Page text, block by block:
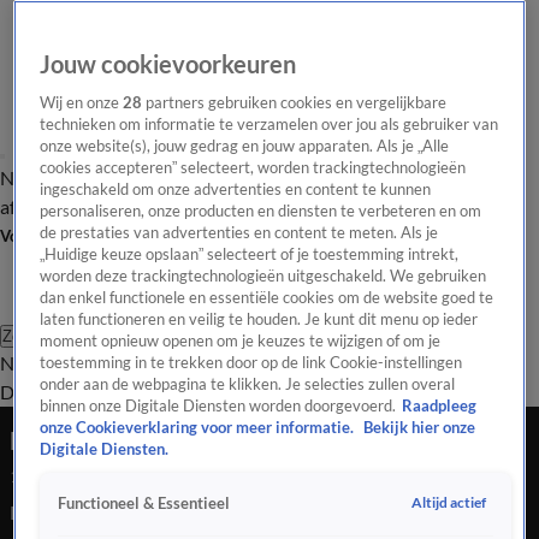
Nieuws van de DagOpinie van de Dag Onze categorieën Laatste
afleveringVideo's Nieuws van de Dag Podcast
Volg Nieuws van de Dag
Zoeken
Nieuws van de DagOpinie van de
Dag
Video'sUitzendingen PodcastPanelContact
Drukke laatste dag in de Tweede Kamer
18 dec 2025, 18:58
De Tweede Kamer gaat morgen 3 weken met kerstreces, maar
Jouw cookievoorkeuren
Wij en onze28 partners gebruiken cookies en vergelijkbare
technieken om informatie te verzamelen over jou als gebruiker van
onze website(s), jouw gedrag en jouw apparaten. Als je „Alle
cookies accepteren” selecteert, worden trackingtechnologieën
ingeschakeld om onze advertenties en content te kunnen
personaliseren, onze producten en diensten te verbeteren en om
de prestaties van advertenties en content te meten. Als je
„Huidige keuze opslaan” selecteert of je toestemming intrekt,
worden deze trackingtechnologieën uitgeschakeld. We gebruiken
dan enkel functionele en essentiële cookies om de website goed te
laten functioneren en veilig te houden. Je kunt dit menu op ieder
moment opnieuw openen om je keuzes te wijzigen of om je
toestemming in te trekken door op de link Cookie-instellingen
onder aan de webpagina te klikken. Je selecties zullen overal
binnen onze Digitale Diensten worden doorgevoerd. Raadpleeg
onze Cookieverklaring voor meer informatie.
Bekijk hier onze
Digitale Diensten.
Functioneel & Essentieel Altijd actief